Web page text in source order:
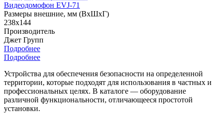
Видеодомофон EVJ-71
Размеры внешние, мм (ВхШхГ)
238х144
Производитель
Джет Групп
Подробнее
Подробнее
Устройства для обеспечения безопасности на определенной
территории, которые подходят для использования в частных и
профессиональных целях. В каталоге — оборудование
различной функциональности, отличающееся простотой
установки.